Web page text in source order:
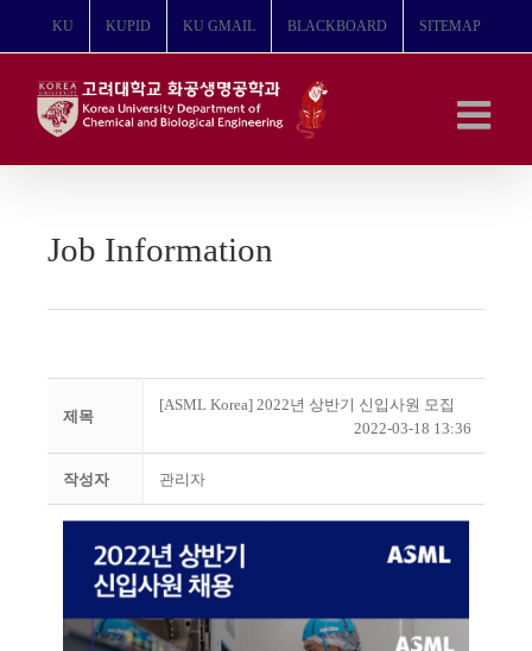
뛰
KU KUPID KU GMAIL BLACKBOARD SITEMAP
Job Information
제목
[ASML Korea] 2022년 상반기 신입사원 모집
2022-03-18 13:36
작성자 관리자